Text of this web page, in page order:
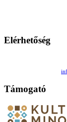
Elérhetőség
Támogató